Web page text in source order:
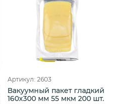
Артикул: 2603
Вакуумный пакет гладкий
160х300 мм 55 мкм 200 шт.